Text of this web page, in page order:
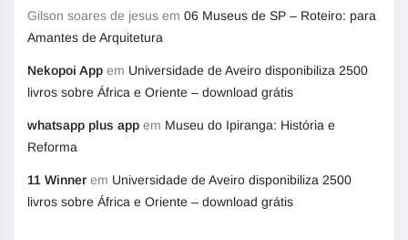
Gilson soares de jesus em 06 Museus de SP – Roteiro: para
Amantes de Arquitetura
Nekopoi App em Universidade de Aveiro disponibiliza 2500
livros sobre África e Oriente – download grátis
whatsapp plus app em Museu do Ipiranga: História e
Reforma
11 Winner em Universidade de Aveiro disponibiliza 2500
livros sobre África e Oriente – download grátis